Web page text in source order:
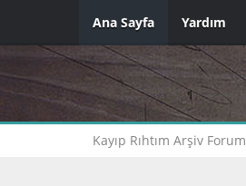
Ana Sayfa Yardım
Kayıp Rıhtım Arşiv Forum